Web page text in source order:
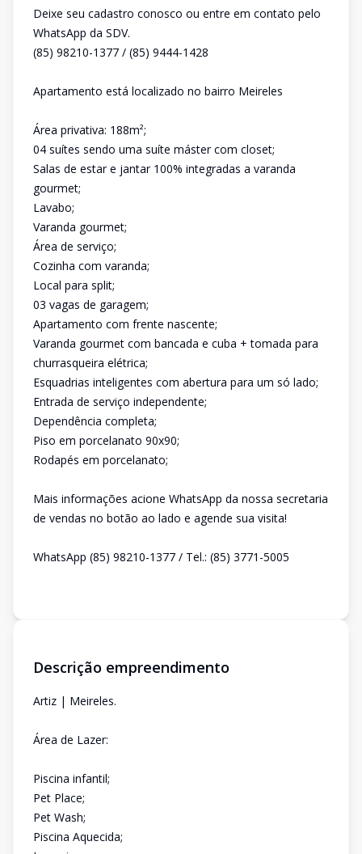
Deixe seu cadastro conosco ou entre em contato pelo
WhatsApp da SDV.
(85) 98210-1377 / (85) 9444-1428
Apartamento está localizado no bairro Meireles
Área privativa: 188m²;
04 suítes sendo uma suíte máster com closet;
Salas de estar e jantar 100% integradas a varanda
gourmet;
Lavabo;
Varanda gourmet;
Área de serviço;
Cozinha com varanda;
Local para split;
03 vagas de garagem;
Apartamento com frente nascente;
Varanda gourmet com bancada e cuba + tomada para
churrasqueira elétrica;
Esquadrias inteligentes com abertura para um só lado;
Entrada de serviço independente;
Dependência completa;
Piso em porcelanato 90x90;
Rodapés em porcelanato;
Mais informações acione WhatsApp da nossa secretaria
de vendas no botão ao lado e agende sua visita!
WhatsApp (85) 98210-1377 / Tel.: (85) 3771-5005
Descrição empreendimento
Artiz | Meireles.
Área de Lazer:
Piscina infantil;
Pet Place;
Pet Wash;
Piscina Aquecida;